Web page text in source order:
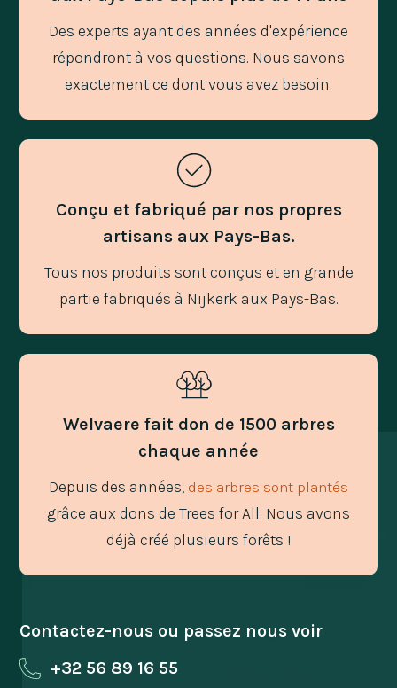
Des experts ayant des années d'expérience
répondront à vos questions. Nous savons
exactement ce dont vous avez besoin.
Conçu et fabriqué par nos propres
artisans aux Pays-Bas.
Tous nos produits sont conçus et en grande
partie fabriqués à Nijkerk aux Pays-Bas.
Welvaere fait don de 1500 arbres
chaque année
Depuis des années, des arbres sont plantés
grâce aux dons de Trees for All. Nous avons
déjà créé plusieurs forêts !
Contactez-nous ou passez nous voir
+32 56 89 16 55